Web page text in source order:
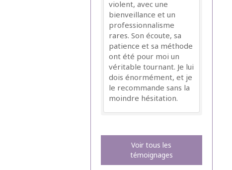
violent, avec une
bienveillance et un
professionnalisme
rares. Son écoute, sa
patience et sa méthode
ont été pour moi un
véritable tournant. Je lui
dois énormément, et je
le recommande sans la
moindre hésitation.
Voir tous les
témoignages